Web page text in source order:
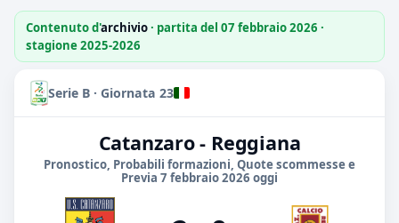
Contenuto d'archivio· partita del 07 febbraio 2026 ·
stagione 2025-2026
Serie B · Giornata 23
Catanzaro - Reggiana
Pronostico, Probabili formazioni, Quote scommesse e
Previa 7 febbraio 2026 oggi